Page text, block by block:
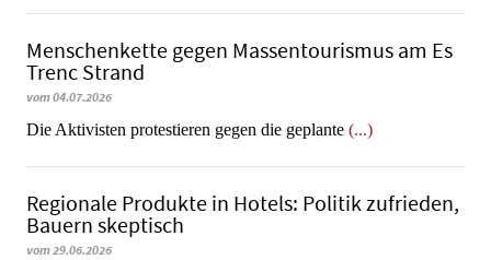
Menschenkette gegen Massentourismus am Es
Trenc Strand
vom 04.07.2026
Die Aktivisten protestieren gegen die geplante (...)
Regionale Produkte in Hotels: Politik zufrieden,
Bauern skeptisch
vom 29.06.2026